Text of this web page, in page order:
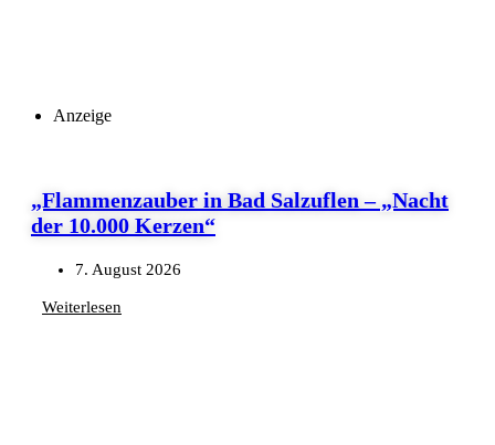
Anzeige
„Flammenzauber in Bad Salzuflen – „Nacht
der 10.000 Kerzen“
7. August 2026
Weiterlesen